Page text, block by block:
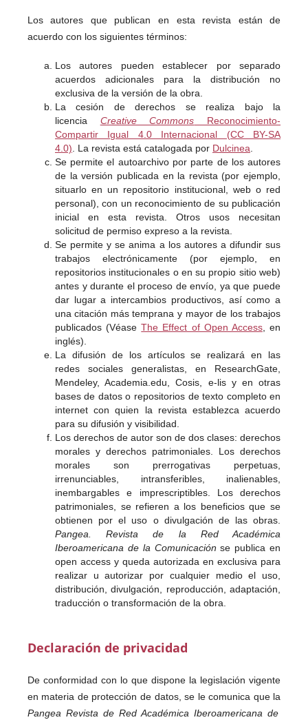
Los autores que publican en esta revista están de
acuerdo con los siguientes términos:
Los autores pueden establecer por separado
acuerdos adicionales para la distribución no
exclusiva de la versión de la obra.
La cesión de derechos se realiza bajo la
licencia Creative Commons Reconocimiento-
Compartir Igual 4.0 Internacional (CC BY-SA
4.0) . La revista está catalogada por Dulcinea
Se permite el autoarchivo por parte de los autores
de la versión publicada en la revista (por ejemplo,
situarlo en un repositorio institucional, web o red
personal), con un reconocimiento de su publicación
inicial en esta revista. Otros usos necesitan
solicitud de permiso expreso a la revista.
Se permite y se anima a los autores a difundir sus
trabajos electrónicamente (por ejemplo, en
repositorios institucionales o en su propio sitio web)
antes y durante el proceso de envío, ya que puede
dar lugar a intercambios productivos, así como a
una citación más temprana y mayor de los trabajos
publicados (VéaseThe Effect of Open Access, en
inglés).
La difusión de los artículos se realizará en las
redes sociales generalistas, en ResearchGate,
Mendeley, Academia.edu, Cosis, e-lis y en otras
bases de datos o repositorios de texto completo en
internet con quien la revista establezca acuerdo
para su difusión y visibilidad.
Los derechos de autor son de dos clases: derechos
morales y derechos patrimoniales. Los derechos
morales son prerrogativas perpetuas,
irrenunciables, intransferibles, inalienables,
inembargables e imprescriptibles. Los derechos
patrimoniales, se refieren a los beneficios que se
obtienen por el uso o divulgación de las obras.
Pangea. Revista de la Red Académica
Iberoamericana de la Comunicación se publica en
open access y queda autorizada en exclusiva para
realizar u autorizar por cualquier medio el uso,
distribución, divulgación, reproducción, adaptación,
traducción o transformación de la obra.
Declaración de privacidad
De conformidad con lo que dispone la legislación vigente
en materia de protección de datos, se le comunica que la
Pangea Revista de Red Académica Iberoamericana de